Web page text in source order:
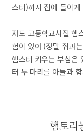
스터)까지 집에 들이게
저도 고등학교시절 햄
험이 있어 (정말 쥐과
햄스터 키우는 부심은
터 두 마리를 아들과
햄토리